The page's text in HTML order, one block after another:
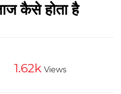
कैसे होता है
1.62k Views